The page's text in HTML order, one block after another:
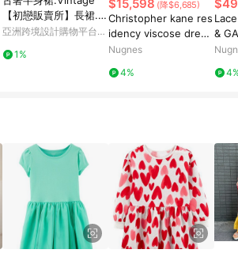
【初戀販賣所】長裙.變
形蟲.C014
亞洲跨境設計購物平台
1%
$15,598 (降$6,685)
Christopher kane res
idency viscose dress
with laces detail - SE
NCY - gender_Woma
Nugnes
4%
&